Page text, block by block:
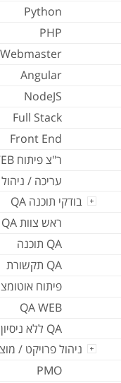
Python
PHP
Webmaster
Angular
NodeJS
Full Stack
Front End
ר"צ פיתוח WEB
עריכה /
בודקי תוכנה QA
ראש צוות QA
QA תוכנה
QA תקשורת
פיתוח
QA WEB
QA ללא ניסיון
ניהול פרויקט /
PMO